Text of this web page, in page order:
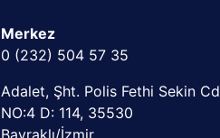
Merkez
0 (232) 504 57 35
Adalet, Şht. Polis Fethi Sekin Cd
NO:4 D: 114, 35530
Bayraklı/İzmir